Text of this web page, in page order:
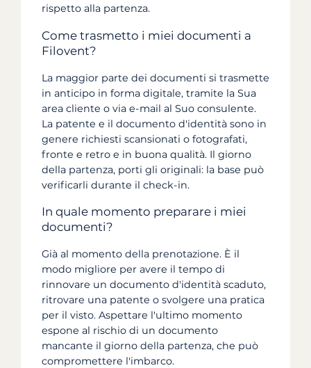
rispetto alla partenza.
Come trasmetto i miei documenti a
Filovent?
La maggior parte dei documenti si trasmette
in anticipo in forma digitale, tramite la Sua
area cliente o via e-mail al Suo consulente.
La patente e il documento d'identità sono in
genere richiesti scansionati o fotografati,
fronte e retro e in buona qualità. Il giorno
della partenza, porti gli originali: la base può
verificarli durante il check-in.
In quale momento preparare i miei
documenti?
Già al momento della prenotazione. È il
modo migliore per avere il tempo di
rinnovare un documento d'identità scaduto,
ritrovare una patente o svolgere una pratica
per il visto. Aspettare l'ultimo momento
espone al rischio di un documento
mancante il giorno della partenza, che può
compromettere l'imbarco.